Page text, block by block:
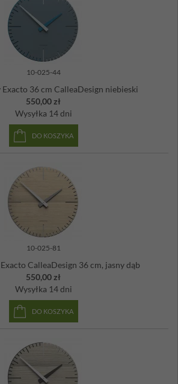
na realizację zamówienia
iż producent nie ma zegarów w magazynie.
produkowane są po złożeniu
drzewne (MDF), wskazówki metalowe
AA (w zestawie)
we Włoszech
10-025-44
Exacto 36 cm CalleaDesign niebieski
550,00 zł
Wysyłka 14 dni
DO KOSZYKA
10-025-81
CalleaDesign 36 cm, jasny dąb
550,00 zł
Wysyłka 14 dni
DO KOSZYKA